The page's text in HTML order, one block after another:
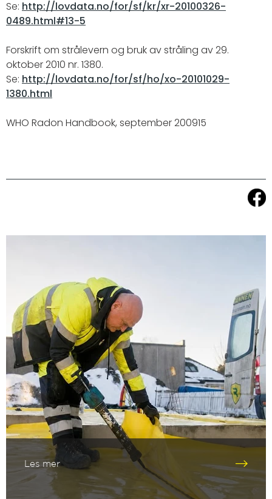
Se: http://lovdata.no/for/sf/kr/xr-20100326-
0489.html#13-5
Forskrift om strålevern og bruk av stråling av 29.
oktober 2010 nr. 1380.
Se: http://lovdata.no/for/sf/ho/xo-20101029-
1380.html
WHO Radon Handbook, september 200915
Les mer